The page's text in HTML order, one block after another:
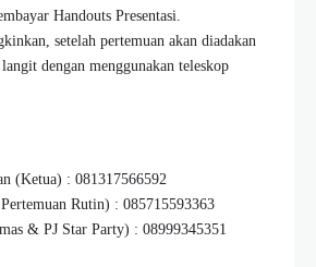
Handouts Presentasi.
setelah pertemuan akan diadakan
dengan menggunakan teleskop
(Ketua) : 081317566592
Rutin) : 085715593363
& PJ Star Party) : 08999345351